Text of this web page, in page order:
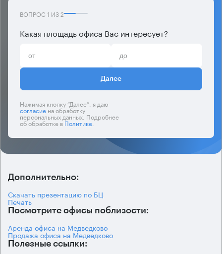
ВОПРОС 1 ИЗ2
Какая площадь офиса Вас интересует?
Далее
Нажимая кнопку “Далее”, я даю
согласиена обработку
персональных данных. Подробнее
об обработке вПолитике.
Дополнительно:
Скачать презентацию по БЦ
Печать
Посмотрите офисы поблизости:
Аренда офиса на Медведково
Продажа офиса на Медведково
Полезные ссылки: